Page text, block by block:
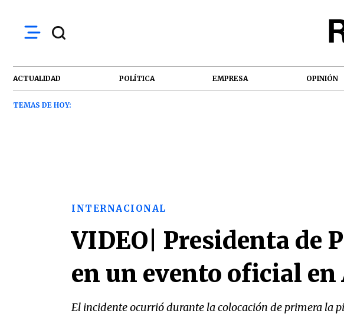
ACTUALIDAD POLÍTICA EMPRESA OPINIÓN
TEMAS DE HOY:
INTERNACIONAL
VIDEO| Presidenta de
en un evento oficial en
El incidente ocurrió durante la colocación de primera la